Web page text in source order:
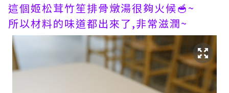
這個姬松茸竹笙排骨燉湯很夠火候🥣~
所以材料的味道都出來了,非常滋潤~